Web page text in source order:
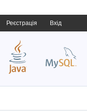
Реєстрація Вхід